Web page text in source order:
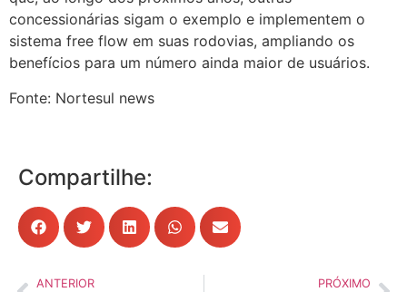
concessionárias sigam o exemplo e implementem o
sistema free flow em suas rodovias, ampliando os
benefícios para um número ainda maior de usuários.
Fonte: Nortesul news
Compartilhe:
ANTERIOR PRÓXIMO